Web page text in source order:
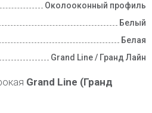
Околооконный профиль
Белый
Белая
Grand Line / Гранд Лайн
Grand Line (Гранд